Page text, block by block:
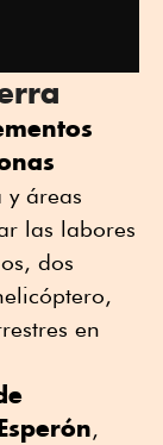
y áreas
las labores
dos
en
,